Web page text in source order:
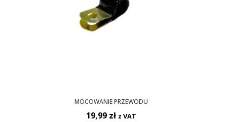
MOCOWANIE PRZEWODU
19,99 zł z VAT